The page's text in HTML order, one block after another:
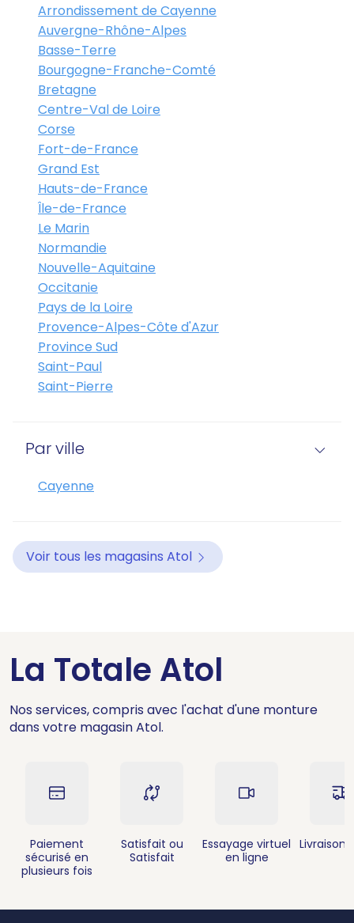
Arrondissement de Cayenne
Auvergne-Rhône-Alpes
Basse-Terre
Bourgogne-Franche-Comté
Bretagne
Centre-Val de Loire
Corse
Fort-de-France
Grand Est
Hauts-de-France
Île-de-France
Le Marin
Normandie
Nouvelle-Aquitaine
Occitanie
Pays de la Loire
Provence-Alpes-Côte d'Azur
Province Sud
Saint-Paul
Saint-Pierre
Par ville
Cayenne
Voir tous les magasins Atol
La Totale Atol
Nos services, compris avec l'achat d'une monture
dans votre magasin Atol.
Paiement
sécurisé en
plusieurs fois
Satisfait ou
Satisfait
Essayage virtuel
en ligne
Livraison